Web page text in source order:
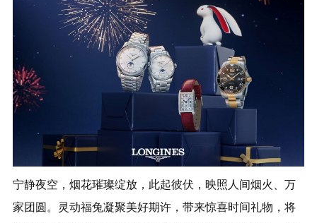
宁静夜空，烟花璀璨绽放，此起彼伏，映照人间烟火、万
家团圆。灵动福兔凝聚美好期许，带来惊喜时间礼物，将